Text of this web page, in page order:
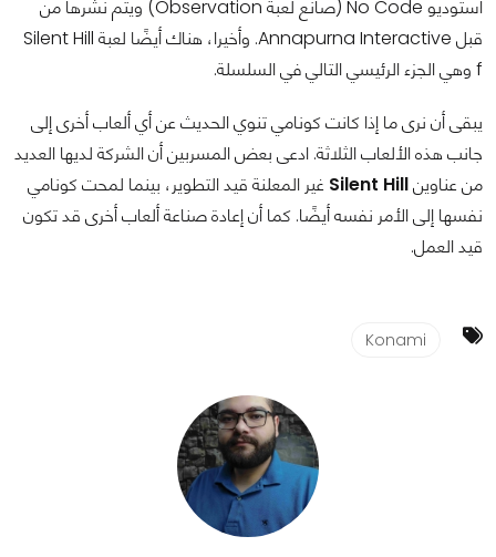
استوديو No Code (صانع لعبة Observation) ويتم نشرها من
قبل Annapurna Interactive. وأخيرا، هناك أيضًا لعبة Silent Hill
f وهي الجزء الرئيسي التالي في السلسلة.
يبقى أن نرى ما إذا كانت كونامي تنوي الحديث عن أي ألعاب أخرى إلى
جانب هذه الألعاب الثلاثة. ادعى بعض المسربين أن الشركة لديها العديد
من عناوينSilent Hill غير المعلنة قيد التطوير، بينما لمحت كونامي
نفسها إلى الأمر نفسه أيضًا. كما أن إعادة صناعة ألعاب أخرى قد تكون
قيد العمل.
Konami